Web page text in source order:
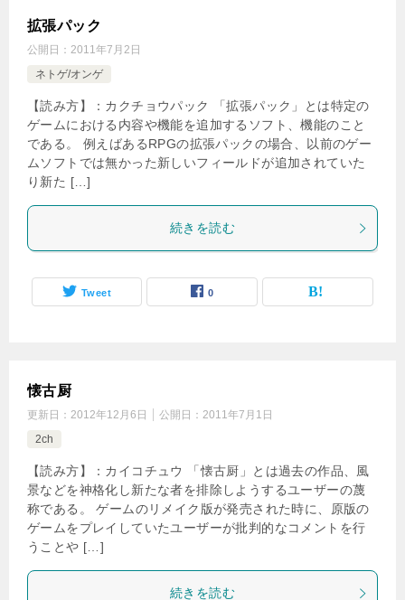
拡張パック
公開日： 2011年7月2日
ネトゲ/オンゲ
【読み方】：カクチョウパック 「拡張パック」とは特定の
ゲームにおける内容や機能を追加するソフト、機能のこと
である。 例えばあるRPGの拡張パックの場合、以前のゲー
ムソフトでは無かった新しいフィールドが追加されていた
り新た […]
続きを読む
Tweet 0
懐古厨
更新日： 2012年12月6日 公開日： 2011年7月1日
2ch
【読み方】：カイコチュウ 「懐古厨」とは過去の作品、風
景などを神格化し新たな者を排除しようするユーザーの蔑
称である。 ゲームのリメイク版が発売された時に、原版の
ゲームをプレイしていたユーザーが批判的なコメントを行
うことや […]
続きを読む